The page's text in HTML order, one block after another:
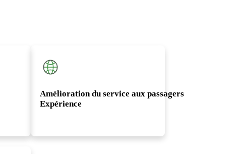
Amélioration du service aux passagers
Expérience